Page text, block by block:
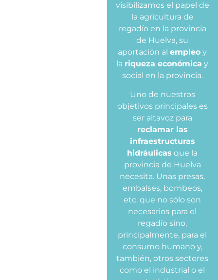
visibilizamos el papel de
la agricultura de
regadío en la provincia
de Huelva, su
aportación alempleo y
la riqueza económica y
social en la provincia.
Uno de nuestros
objetivos principales es
ser altavoz para
reclamar las
infraestructuras
hidráulicas que la
provincia de Huelva
necesita. Unas presas,
embalses, bombeos,
etc. que no sólo son
necesarios para el
regadío sino,
principalmente, para el
consumo humano y,
también, otros sectores
como el industrial o el